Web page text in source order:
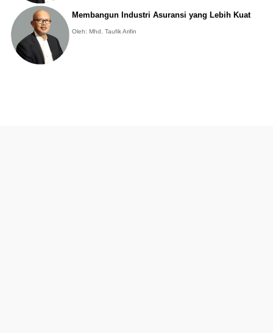
Membangun Industri Asuransi yang Lebih Kuat
Oleh: Mhd. Taufik Arifin